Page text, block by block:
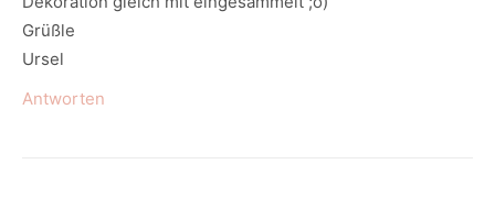
Grüßle
Ursel
Antworten